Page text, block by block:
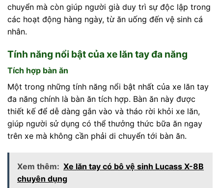
chuyển mà còn giúp người già duy trì sự độc lập trong
các hoạt động hàng ngày, từ ăn uống đến vệ sinh cá
nhân.
Tính năng nổi bật của xe lăn tay đa năng
Tích hợp bàn ăn
Một trong những tính năng nổi bật nhất của xe lăn tay
đa năng chính là bàn ăn tích hợp. Bàn ăn này được
thiết kế để dễ dàng gắn vào và tháo rời khỏi xe lăn,
giúp người sử dụng có thể thưởng thức bữa ăn ngay
trên xe mà không cần phải di chuyển tới bàn ăn.
Xem thêm: Xe lăn tay có bô vệ sinh Lucass X-8B
chuyên dụng